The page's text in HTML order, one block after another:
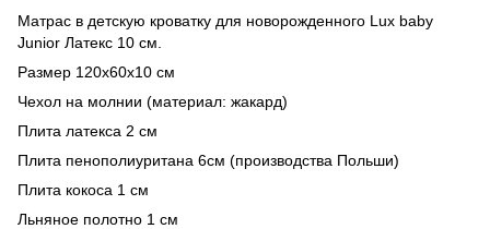
Матрас в детскую кроватку для новорожденного Lux baby
Junior Латекс 10 см.
Размер 120х60х10 см
Чехол на молнии (материал: жакард)
Плита латекса 2 см
Плита пенополиуритана 6см (производства Польши)
Плита кокоса 1 см
Льняное полотно 1 см